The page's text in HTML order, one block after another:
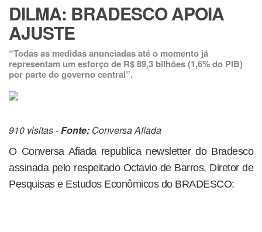
DILMA: BRADESCO APOIA
AJUSTE
“Todas as medidas anunciadas até o momento já
representam um esforço de R$ 89,3 bilhões (1,6% do PIB)
por parte do governo central”.
910 visitas -Fonte: Conversa Afiada
O Conversa Afiada republica newsletter do Bradesco
assinada pelo respeitado Octavio de Barros, Diretor de
Pesquisas e Estudos Econômicos do BRADESCO: